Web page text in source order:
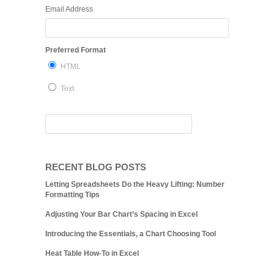
Email Address
Preferred Format
HTML
Text
RECENT BLOG POSTS
Letting Spreadsheets Do the Heavy Lifting: Number
Formatting Tips
Adjusting Your Bar Chart’s Spacing in Excel
Introducing the Essentials, a Chart Choosing Tool
Heat Table How-To in Excel